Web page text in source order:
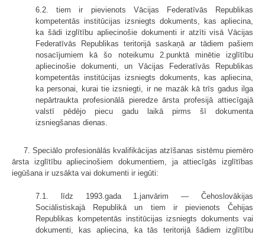
6.2. tiem ir pievienots Vācijas Federatīvās Republikas
kompetentās insti­tūcijas izsniegts dokuments, kas apliecina,
ka šādi izglītību apliecinošie doku­menti ir atzīti visā Vācijas
Federatīvās Republikas teritorijā saskaņā ar tādiem pašiem
nosacījumiem kā šo noteikumu 2.punktā minētie izglītību
apliecinošie dokumenti, un Vācijas Federatīvās Republikas
kompetentās institūcijas izsniegts dokuments, kas apliecina,
ka personai, kurai tie izsniegti, ir ne mazāk kā trīs gadus ilga
nepārtraukta profesionālā pieredze ārsta profesijā attiecīgajā
valstī pēdējo piecu gadu laikā pirms šī dokumenta
izsniegšanas dienas.
7. Speciālo profesionālās kvalifikācijas atzīšanas sistēmu piemēro
ārsta izglītību apliecinošiem dokumentiem, ja attiecīgās izglītības
iegūšana ir uzsākta vai dokumenti ir iegūti:
7.1. līdz 1993.gada 1.janvārim — Čeho­slovākijas
Sociālistiskajā Republikā un tiem ir pievienots Čehijas
Republikas kompetentās institūcijas izsniegts dokuments vai
dokumenti, kas apliecina, ka tās teritorijā šādiem izglītību